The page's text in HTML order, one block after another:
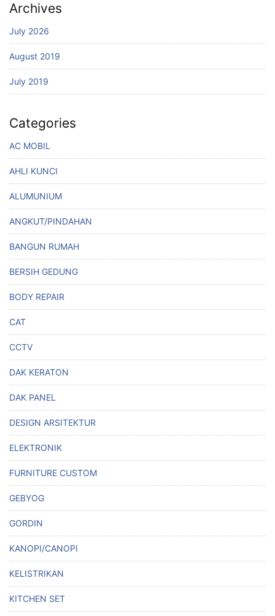
Archives
July 2026
August 2019
July 2019
Categories
AC MOBIL
AHLI KUNCI
ALUMUNIUM
ANGKUT/PINDAHAN
BANGUN RUMAH
BERSIH GEDUNG
BODY REPAIR
CAT
CCTV
DAK KERATON
DAK PANEL
DESIGN ARSITEKTUR
ELEKTRONIK
FURNITURE CUSTOM
GEBYOG
GORDIN
KANOPI/CANOPI
KELISTRIKAN
KITCHEN SET